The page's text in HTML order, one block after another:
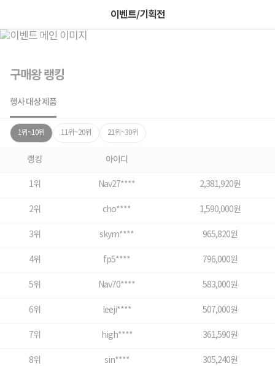
이벤트/기획전
구매왕 랭킹
행사 대상 제품
1위~10위 11위~20위 21위~30위
랭킹 아이디
1위 Nav27**** 2,381,920원
2위 cho**** 1,590,000원
3위 skym**** 965,820원
4위 fp5**** 796,000원
5위 Nav70**** 583,000원
6위 leeji**** 507,000원
7위 high**** 361,590원
8위 sin**** 305,240원